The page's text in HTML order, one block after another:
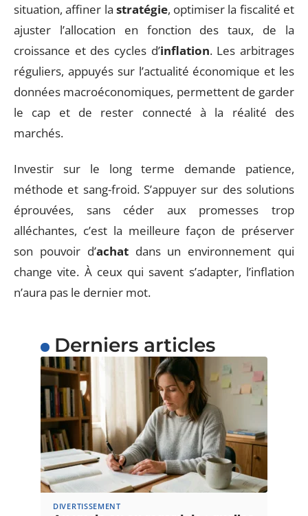
situation, affiner la stratégie, optimiser la fiscalité et
ajuster l’allocation en fonction des taux, de la
croissance et des cycles d’inflation. Les arbitrages
réguliers, appuyés sur l’actualité économique et les
données macroéconomiques, permettent de garder
le cap et de rester connecté à la réalité des
marchés.
Investir sur le long terme demande patience,
méthode et sang-froid. S’appuyer sur des solutions
éprouvées, sans céder aux promesses trop
alléchantes, c’est la meilleure façon de préserver
son pouvoir d’achatdans un environnement qui
change vite. À ceux qui savent s’adapter, l’inflation
n’aura pas le dernier mot.
Derniers articles
DIVERTISSEMENT